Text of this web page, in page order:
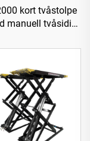
kort tvåstolpe
manuell tvåsidig